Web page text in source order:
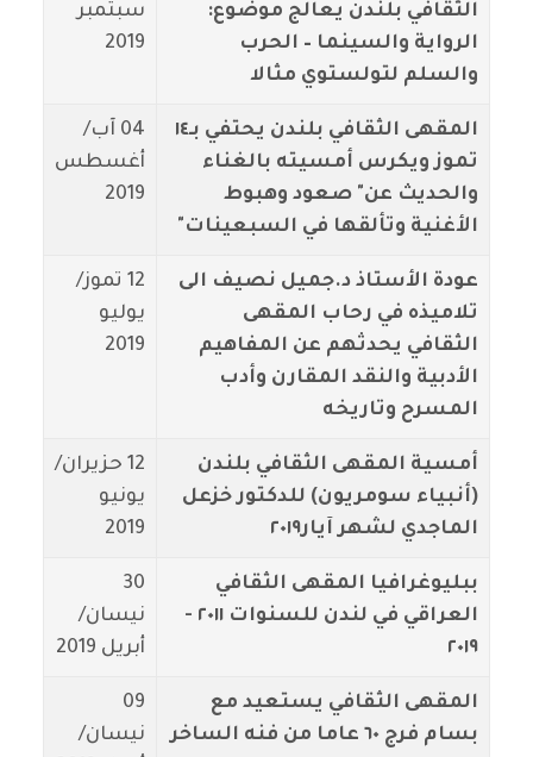
الثقافي بلندن يعالج موضوع:
الرواية والسينما – الحرب
والسلم لتولستوي مثالا
سبتمبر
2019
المقهى الثقافي بلندن يحتفي بـ١٤
تموز ويكرس أمسيته بالغناء
والحديث عن" صعود وهبوط
الأغنية وتألقها في السبعينات"
04 آب/
أغسطس
2019
عودة الأستاذ د.جميل نصيف الى
تلاميذه في رحاب المقهى
الثقافي يحدثهم عن المفاهيم
الأدبية والنقد المقارن وأدب
المسرح وتاريخه
12 تموز/
يوليو
2019
أمسية المقهى الثقافي بلندن
(أنبياء سومريون) للدكتور خزعل
الماجدي لشهر آيار٢٠١٩
12 حزيران/
يونيو
2019
ببليوغرافيا المقهى الثقافي
العراقي في لندن للسنوات ٢٠١١ -
٢٠١٩
30
نيسان/
أبريل 2019
المقهى الثقافي يستعيد مع
بسام فرج ٦٠ عاما من فنه الساخر
09
نيسان/